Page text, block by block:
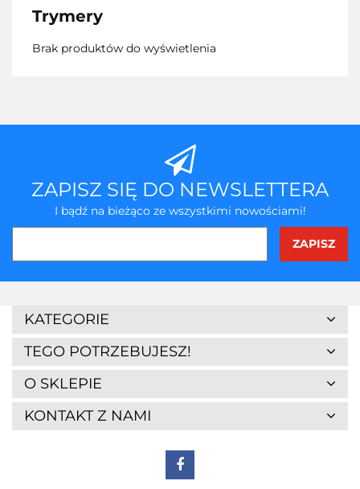
Trymery
Brak produktów do wyświetlenia
ZAPISZ SIĘ DO NEWSLETTERA
I bądź na bieżąco ze wszystkimi nowościami!
KATEGORIE
TEGO POTRZEBUJESZ!
O SKLEPIE
KONTAKT Z NAMI